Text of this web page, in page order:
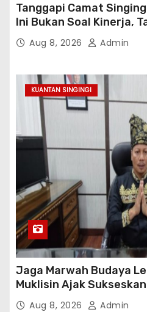
Tanggapi Camat
Ini Bukan Soal Kinerja,
Koordinasi Kooperatif!
Aug 8, 2026 Admin
KUANTAN SINGINGI
Jaga Marwah Budaya
Muklisin Ajak
2026Aug 8, 2026 Admin